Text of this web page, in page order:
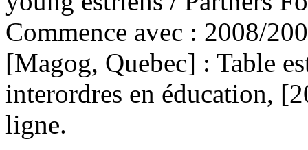
Commence avec : 2008/
[Magog, Quebec] : Table
interordres en éducation,
ligne.